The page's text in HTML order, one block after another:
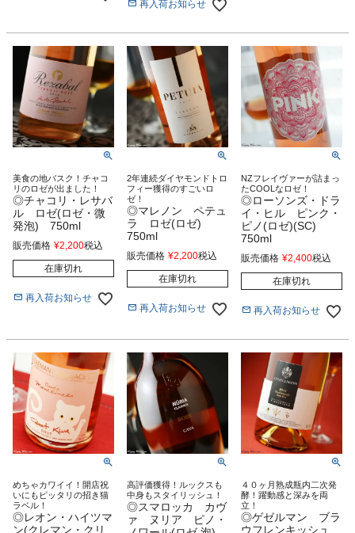
再入荷お知らせ
美食の地バスク！チャコ
リのロゼが出ました！
◎チャコリ・レサバ
ル ロゼ(ロゼ・微
発泡) 750ml
販売価格 ¥2,200税込
在庫切れ
再入荷お知らせ
2年連続ダイヤモンドトロ
フィー獲得のすごいロ
ゼ！
◎マレノン ペテュ
ラ ロゼ(ロゼ)
750ml
販売価格 ¥2,200税込
在庫切れ
再入荷お知らせ
NZフレイヴァーが詰まっ
たCOOLなロゼ！
◎ローソンズ・ドラ
イ・ヒル ピンク・
ピノ(ロゼ)(SC)
750ml
販売価格 ¥2,400税込
在庫切れ
再入荷お知らせ
めちゃカワイイ！開店祝
いにもピッタリの招き猫
ラベル！
◎レオン・ハイツマ
ン(クレマン・クリ
高評価獲得！ルックスも
中身もスタイリッシュ！
◎スマロッカ カヴ
ァ ヌリア ピノ・
４０ヶ月熟成瓶内二次発
酵！躍動感と深みを両
立！
◎ゲゼルマン ブラ
ウフレンキッシュ